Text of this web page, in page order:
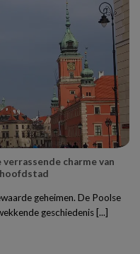
charme van
hoofdstad
geheimen. De Poolse
geschiedenis [...]